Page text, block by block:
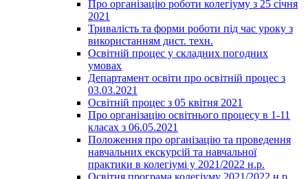
Про організацію роботи колегіуму з 25 січня
2021
Тривалість та форми роботи під час уроку з
використанням дист. техн.
Освітній процес у складних погодних
умовах
Департамент освіти про освітній процес з
03.03.2021
Освітній процес з 05 квітня 2021
Про організацію освітнього процесу в 1-11
класах з 06.05.2021
Положення про організацію та проведення
навчальних екскурсій та навчальної
практики в колегіумі у 2021/2022 н.р.
Освітня програма колегіуму 2021/2022 н.р.